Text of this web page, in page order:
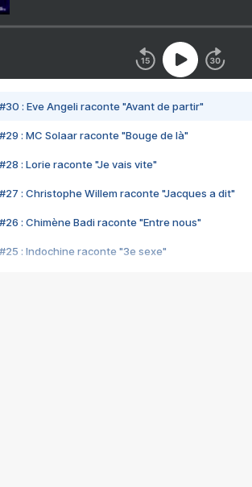
#30 : Eve Angeli raconte "Avant de partir"
#29 : MC Solaar raconte "Bouge de là"
#28 : Lorie raconte "Je vais vite"
#27 : Christophe Willem raconte "Jacques a dit"
#26 : Chimène Badi raconte "Entre nous"
#25 : Indochine raconte "3e sexe"